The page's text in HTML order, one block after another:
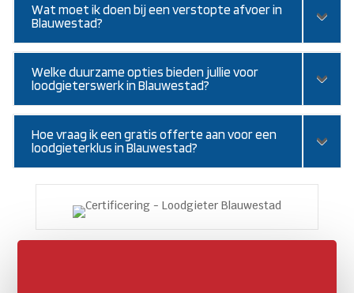
Wat moet ik doen bij een verstopte afvoer in
Blauwestad?
Welke duurzame opties bieden jullie voor
loodgieterswerk in Blauwestad?
Hoe vraag ik een gratis offerte aan voor een
loodgieterklus in Blauwestad?